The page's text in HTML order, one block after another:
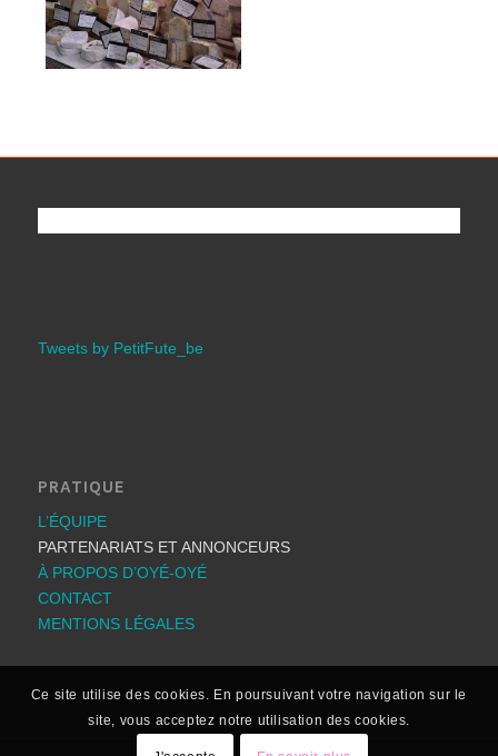
Tweets by PetitFute_be
PRATIQUE
L’ÉQUIPE
PARTENARIATS ET ANNONCEURS
À PROPOS D’OYÉ-OYÉ
CONTACT
MENTIONS LÉGALES
Ce site utilise des cookies. En poursuivant votre navigation sur le
site, vous acceptez notre utilisation des cookies.